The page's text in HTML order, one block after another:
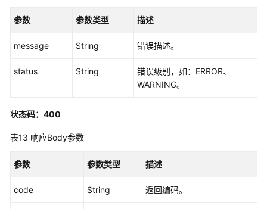
参数 参数类型 描述
message String 错误描述。
status String
错误级别，如：ERROR、
WARNING。
状态码：400
表13 响应Body参数
参数 参数类型 描述
code String 返回编码。